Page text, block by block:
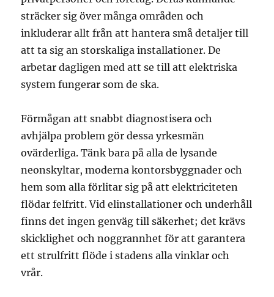
sträcker sig över många områden och
inkluderar allt från att hantera små detaljer till
att ta sig an storskaliga installationer. De
arbetar dagligen med att se till att elektriska
system fungerar som de ska.
Förmågan att snabbt diagnostisera och
avhjälpa problem gör dessa yrkesmän
ovärderliga. Tänk bara på alla de lysande
neonskyltar, moderna kontorsbyggnader och
hem som alla förlitar sig på att elektriciteten
flödar felfritt. Vid elinstallationer och underhåll
finns det ingen genväg till säkerhet; det krävs
skicklighet och noggrannhet för att garantera
ett strulfritt flöde i stadens alla vinklar och
vrår.